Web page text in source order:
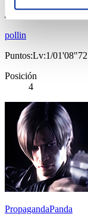
pollin
Puntos:Lv:1/01'08"72
Posición
4
PropagandaPanda